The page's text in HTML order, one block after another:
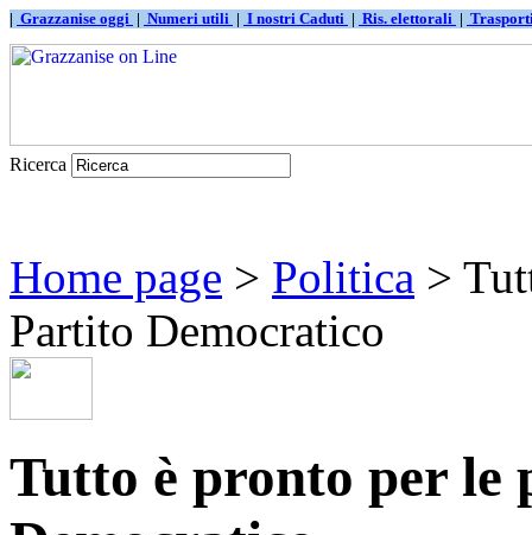
| Grazzanise oggi | Numeri utili | I nostri Caduti | Ris. elettorali |
Ricerca
Home page > Politica >
Partito Democratico
Tutto è pronto per